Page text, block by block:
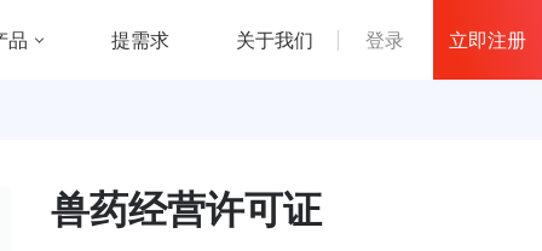
品 提需求 关于我们 登录 立即注册
兽药经营许可证